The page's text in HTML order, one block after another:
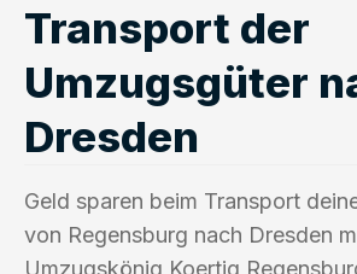
Transport der
Umzugsgüter
Dresden
Geld sparen beim Transport
von Regensburg nach Dresden
Umzugskönig Koertig